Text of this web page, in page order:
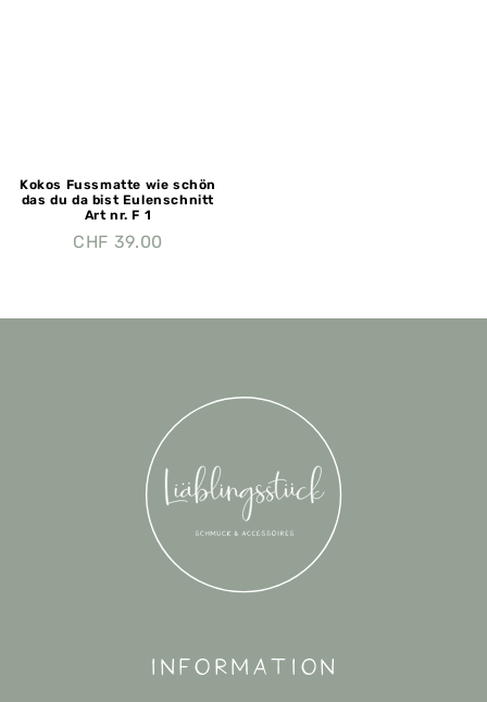
Kokos Fussmatte wie schön
das du da bist Eulenschnitt
Art nr. F 1
CHF 39.00
Information